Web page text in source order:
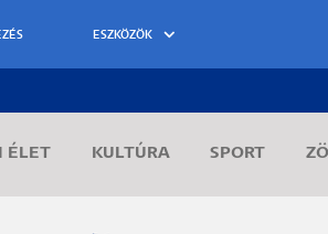
ESZKÖZÖK
ÉLET KULTÚRA SPORT